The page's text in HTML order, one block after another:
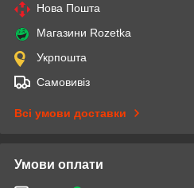
Нова Пошта
Магазини Rozetka
Укрпошта
Самовивіз
Всі умови доставки
Умови оплати